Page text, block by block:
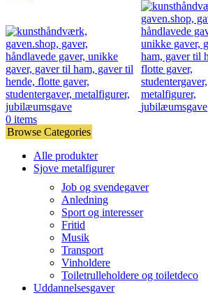
0 items
Browse Categories
Alle produkter
Sjove metalfigurer
Job og svendegaver
Anledning
Sport og interesser
Fritid
Musik
Transport
Vinholdere
Toiletrulleholdere og toiletdeco
Uddannelsesgaver